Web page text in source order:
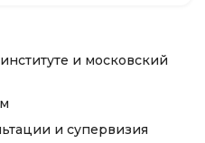
и московский
и супервизия